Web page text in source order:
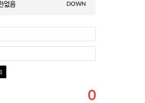
없음 DOWN
0